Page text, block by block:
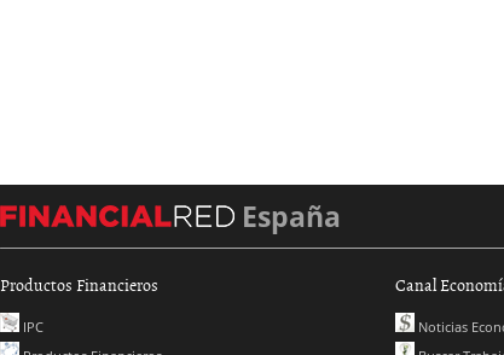
España
Productos Financieros
IPC
Canal
Noticias